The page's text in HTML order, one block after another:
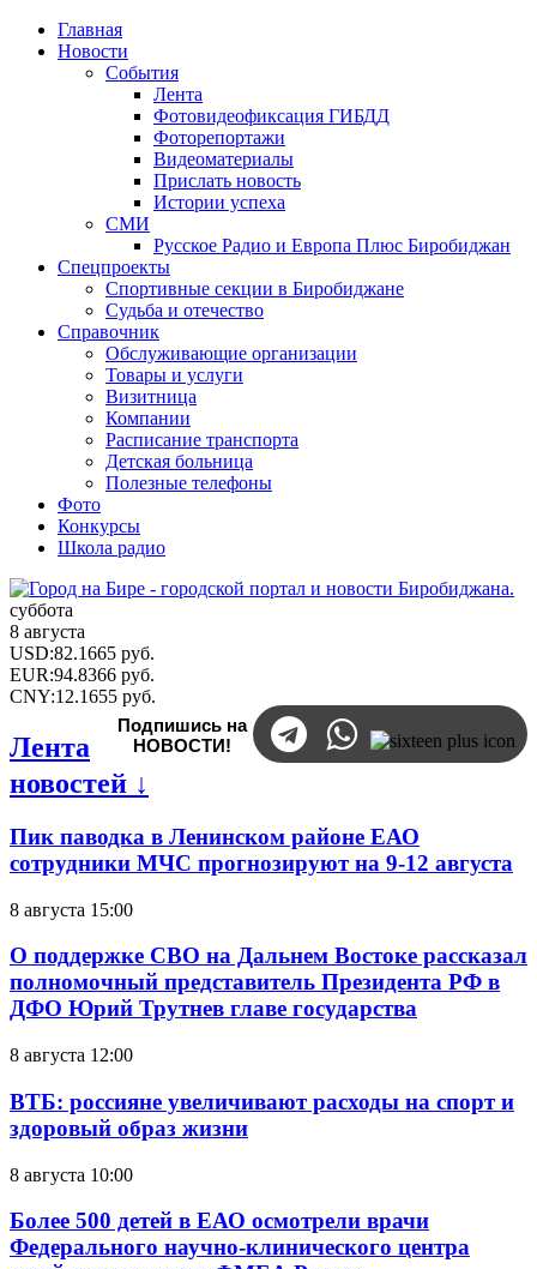
Главная
Новости
События
Лента
Фотовидеофиксация ГИБДД
Фоторепортажи
Видеоматериалы
Прислать новость
Истории успеха
СМИ
Русское Радио и Европа Плюс Биробиджан
Спецпроекты
Спортивные секции в Биробиджане
Судьба и отечество
Справочник
Обслуживающие организации
Товары и услуги
Визитница
Компании
Расписание транспорта
Детская больница
Полезные телефоны
Фото
Конкурсы
Школа радио
суббота
8 августа
USD:82.1665 руб.
EUR:94.8366 руб.
CNY:12.1655 руб.
Подпишись на
НОВОСТИ!
Лента
новостей ↓
Пик паводка в Ленинском районе ЕАО
сотрудники МЧС прогнозируют на 9-12 августа
8 августа 15:00
О поддержке СВО на Дальнем Востоке рассказал
полномочный представитель Президента РФ в
ДФО Юрий Трутнев главе государства
8 августа 12:00
ВТБ: россияне увеличивают расходы на спорт и
здоровый образ жизни
8 августа 10:00
Более 500 детей в ЕАО осмотрели врачи
Федерального научно-клинического центра